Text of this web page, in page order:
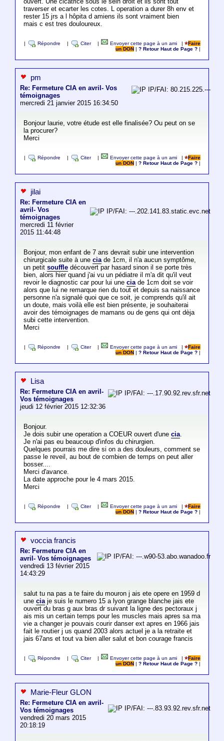
traverser et ecarter les cotes. L operation a durer 8h env et
rester 15 jrs a l hôpita d amiens ils sont vraiment bien
mais c est tres douloureux.
Répondre Citer Envoyer cette page à un ami |
Faire
un DON
|? Retour Haut de Page ?
pm
Re: Fermeture CIA en avril- Vos
témoignages
mercredi 21 janvier 2015 16:34:50
IP/FAI: 80.215.225.---
Bonjour laurie, votre étude est elle finalisée? Ou peut on se
la procurer?
Merci
Répondre Citer Envoyer cette page à un ami |
Faire
un DON
|? Retour Haut de Page ?
jilai
Re: Fermeture CIA en
avril- Vos
témoignages
mercredi 11 février
2015 11:44:48
IP/FAI: ---.202.141.83.static.evc.net
Bonjour, mon enfant de 7 ans devrait subir une intervention
chirurgicale suite à une ciade 1cm, il n'a aucun symptôme,
un petit souffledécouvert par hasard sinon il se porte très
bien, alors hier quand j'ai vu un pédiatre il m'a dit qu'il veut
revoir le diagnostic car pour lui une ciade 1cm doit se voir
alors que lui ne remarque rien du tout et depuis sa naissance
personne n'a signalé quoi que ce soit, je comprends qu'il ait
un doute, mais voilà elle est bien présente, je souhaiterai
avoir des témoignages de mamans ou de gens qui ont dèja
subi cette intervention.
Merci
Répondre Citer Envoyer cette page à un ami |
Faire
un DON
|? Retour Haut de Page ?
Lisa
Re: Fermeture CIA en avril-
Vos témoignages
jeudi 12 février 2015 12:32:36
IP/FAI: ---.17.90.92.rev.sfr.net
Bonjour.
Je dois subir une operation a COEUR ouvert d'une cia.
Je n'ai pas eu beaucoup d'infos du chirurgien.
Quelques pourrais me dire si on a des douleurs, comment se
passe le reveil, au bout de combien de temps on peut aller
bosser....
Merci d'avance.
La date approche pour le 4 mars 2015.
Merci
Répondre Citer Envoyer cette page à un ami |
Faire
un DON
|? Retour Haut de Page ?
voccia francis
Re: Fermeture CIA en
avril- Vos témoignages
vendredi 13 février 2015
14:43:29
IP/FAI: ---.w90-53.abo.wanadoo.fr
salut tu na pas a te faire du mouron j ais ete opere en 1959 d
une ciaje suis le numero 15 a lyon grange blanche jais ete
ouvert du bras g aux bras dr suivant la ligne des pectoraux j
ais mis un certain temps pour les muscles mais apres sa ma
vie a changer je pouvais courir danser ext apres en 1966 jais
fait le routier j us quand 2003 alors actuel je a la retraite et
jais 67ans et tout va bien aller salut et bon courage francis
Répondre Citer Envoyer cette page à un ami |
Faire
un DON
|? Retour Haut de Page ?
Marie-Fleur GLON
Re: Fermeture CIA en avril-
Vos témoignages
vendredi 20 mars 2015
20:18:19
IP/FAI: ---.83.93.92.rev.sfr.net